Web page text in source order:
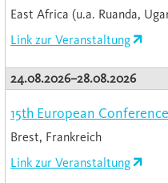
East Africa (u.a. Ruanda,
Link zur Veranstaltung
24.08.2026–28.08.2026
15th European
Brest, Frankreich
Link zur Veranstaltung